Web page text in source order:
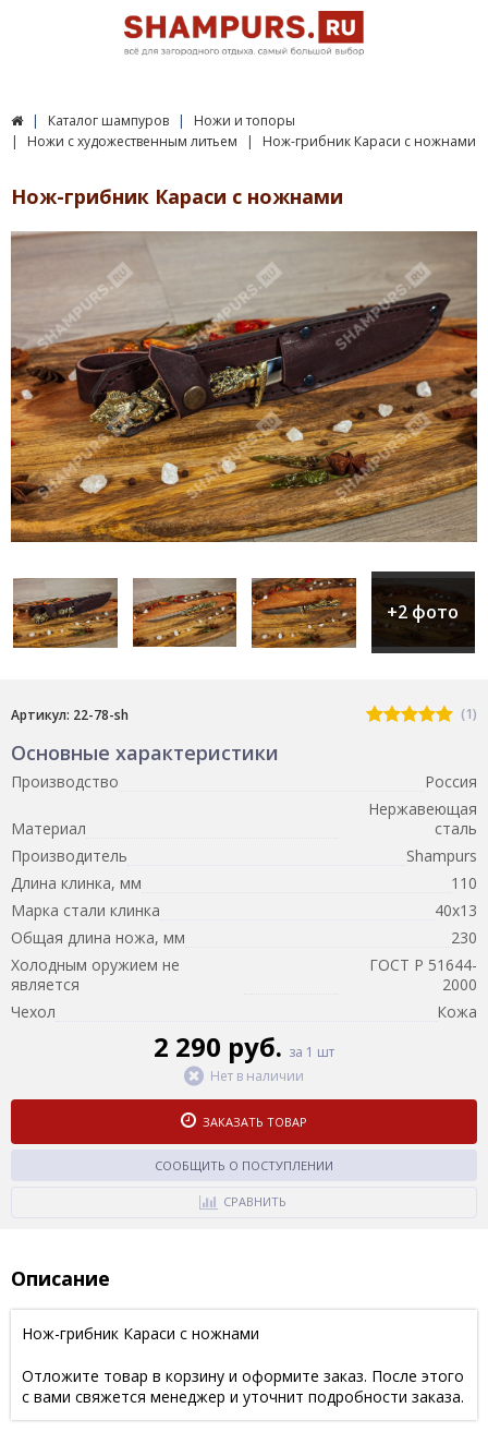
Каталог шампуров
Ножи и топоры
Ножи с художественным литьем
Нож-грибник Караси с ножнами
Нож-грибник Караси с ножнами
+2 фото
Артикул: 22-78-sh (1)
Основные характеристики
Производство Россия
Материал
Нержавеющая
сталь
Производитель
Shampurs
Длина клинка, мм
110
Марка стали клинка
40х13
Общая длина ножа, мм
230
Холодным оружием не
является
ГОСТ Р 51644-
2000
Чехол
Кожа
2 290 руб. за 1 шт
Нет в наличии
ЗАКАЗАТЬ ТОВАР
СООБЩИТЬ О ПОСТУПЛЕНИИ
СРАВНИТЬ
Описание
Нож-грибник Караси с ножнами
Отложите товар в корзину и оформите заказ. После этого
с вами свяжется менеджер и уточнит подробности заказа.